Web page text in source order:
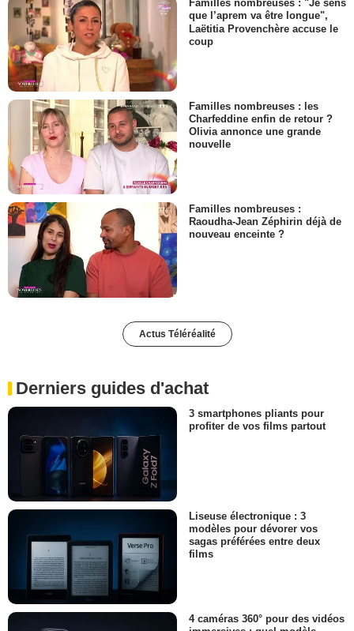
Familles nombreuses : "Je sens
que l’aprem va être longue",
Laëtitia Provenchère accuse le
coup
Familles nombreuses : les
Charfeddine enfin de retour ?
Olivia annonce une grande
nouvelle
Familles nombreuses :
Raoudha-Jean Zéphirin déjà de
nouveau enceinte ?
Actus Téléréalité
Derniers guides d'achat
3 smartphones pliants pour
profiter de vos films partout
Liseuse électronique : 3
modèles pour dévorer vos
sagas préférées entre deux
films
4 caméras 360° pour des vidéos